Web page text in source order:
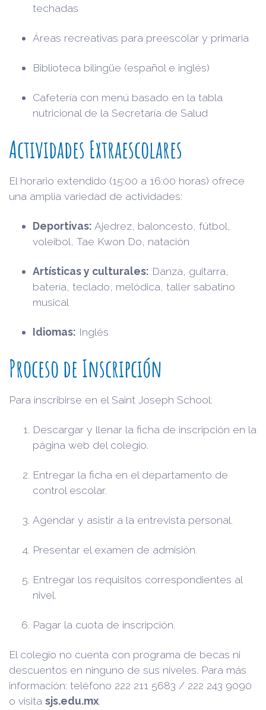
techadas
Áreas recreativas para preescolar y primaria
Biblioteca bilingüe (español e inglés)
Cafetería con menú basado en la tabla
nutricional de la Secretaría de Salud
Actividades Extraescolares
El horario extendido (15:00 a 16:00 horas) ofrece
una amplia variedad de actividades:
Deportivas: Ajedrez, baloncesto, fútbol,
voleibol, Tae Kwon Do, natación
Artísticas y culturales: Danza, guitarra,
batería, teclado, melódica, taller sabatino
musical
Idiomas: Inglés
Proceso de Inscripción
Para inscribirse en el Saint Joseph School:
Descargar y llenar la ficha de inscripción en la
página web del colegio.
Entregar la ficha en el departamento de
control escolar.
Agendar y asistir a la entrevista personal.
Presentar el examen de admisión.
Entregar los requisitos correspondientes al
nivel.
Pagar la cuota de inscripción.
El colegio no cuenta con programa de becas ni
descuentos en ninguno de sus niveles. Para más
información: teléfono 222 211 5683 / 222 243 9090
o visita sjs.edu.mx